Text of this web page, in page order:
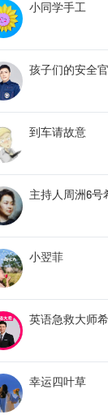
小同学手工
孩子们的安全
到车请故意
主持人周洲6号
小翌菲
英语急救大师
幸运四叶草